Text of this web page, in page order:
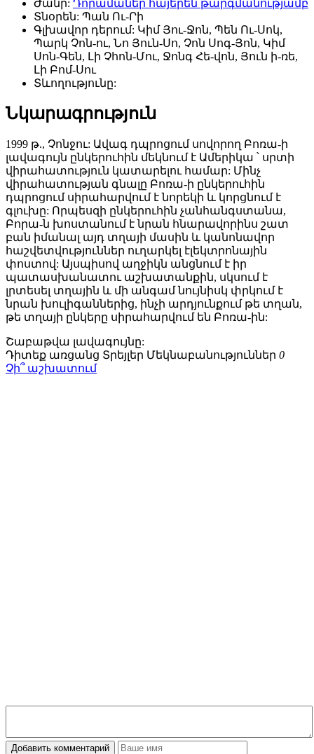
Ժանր: Դորամաներ հայերեն թարգմանությամբ
Տնօրեն: Պան Ու-Րի
Գլխավոր դերում: Կիմ Յու-Ջոն, Պեն Ու-Սոկ,
Պարկ Չոն-ու, Նո Յուն-Սո, Չոն Սոգ-Յոն, Կիմ
Սոն-Գեն, Լի Չհոն-Մու, Ջոնգ Հե-վոն, Յուն ի-ռե,
Լի Բոմ-Սու
Տևողությունը:
Նկարագրություն
1999 թ., Չոնջու: Ավագ դպրոցում սովորող Բոռա-ի
լավագույն ընկերուհին մեկնում է Ամերիկա ՝ սրտի
վիրահատություն կատարելու համար: Մինչ
վիրահատության գնալը Բոռա-ի ընկերուհին
դպրոցում սիրահարվում է նորեկի և կորցնում է
գլուխը: Որպեսզի ընկերուհին չանհանգստանա,
Բորա-ն խոստանում է նրան հնարավորինս շատ
բան իմանալ այդ տղայի մասին և կանոնավոր
հաշվետվություններ ուղարկել էլեկտրոնային
փոստով: Այսպիսով աղջիկն անցնում է իր
պատասխանատու աշխատանքին, սկսում է
լրտեսել տղային և մի անգամ նույնիսկ փրկում է
նրան խուլիգաններից, ինչի արդյունքում թե տղան,
թե տղայի ընկերը սիրահարվում են Բոռա-ին:
Շաբաթվա լավագույնը:
Դիտեք առցանց Տրեյլեր Մեկնաբանություններ 0
Չի՞ աշխատում
Добавить комментарий